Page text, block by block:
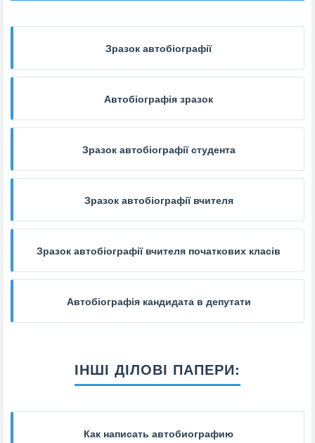
Зразок автобіографії
Автобіографія зразок
Зразок автобіографії студента
Зразок автобіографії вчителя
Зразок автобіографії вчителя початкових класів
Автобіографія кандидата в депутати
ІНШІ ДІЛОВІ ПАПЕРИ:
Как написать автобиографию